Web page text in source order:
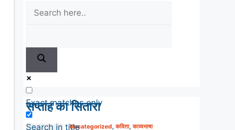
Exact matches only
Search in title
सप्ताह का सितारा